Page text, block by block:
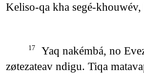
Keliso-qa kha segé-
17
Yaq nakémbá, no
zøtezateav ndigu. Tiqa